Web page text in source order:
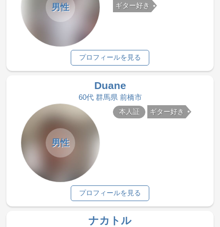
男性 ギター好き
プロフィールを見る
Duane
60代 群馬県 前橋市
男性
本人証 ギター好き
プロフィールを見る
ナカトル